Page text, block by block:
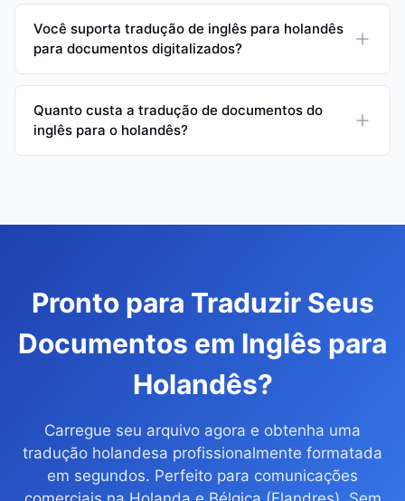
Você suporta tradução de inglês para holandês
para documentos digitalizados?
Quanto custa a tradução de documentos do
inglês para o holandês?
Pronto para Traduzir Seus
Documentos em Inglês para
Holandês?
Carregue seu arquivo agora e obtenha uma
tradução holandesa profissionalmente formatada
em segundos. Perfeito para comunicações